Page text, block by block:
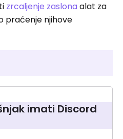
zrcaljenje zaslona alat za
praćenje njihove
imati Discord